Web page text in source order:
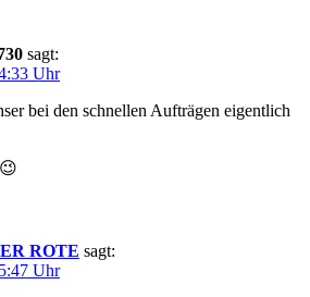
sagt:
Uhr
bei den schnellen Aufträgen eigentlich
ROTE sagt:
Uhr